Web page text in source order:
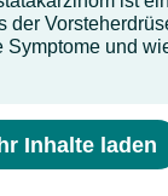
der
Symptome und
Inhalte laden